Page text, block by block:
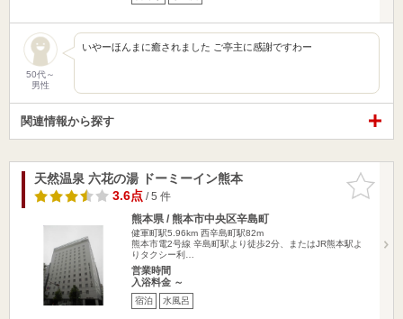
50代～
男性
いやーほんまに癒されました ご亭主に感謝ですわー
関連情報から探す
お気に入
りに追加
天然温泉 六花の湯 ドーミーイン熊本
3.6点/ 5 件
熊本県 / 熊本市中央区辛島町
健軍町駅5.96km 西辛島町駅82m
熊本市電2号線 辛島町駅より徒歩2分、またはJR熊本駅よ
りタクシー利…
営業時間
入浴料金 ～
宿泊 水風呂